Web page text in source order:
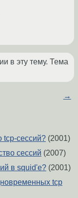
в эту тему. Тема
→
tcp-сессий? (2001)
сессий (2007)
в squid'e? (2001)
tcp